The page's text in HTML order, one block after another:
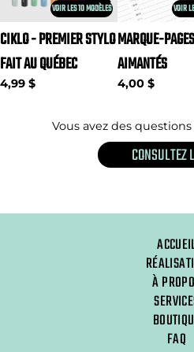
VOIR LES 10 MODÈLES
CIKLO - PREMIER STYLO
FAIT AU QUÉBEC
4,99 $
VOIR
MARQUE-PAGES
AIMANTÉS
4,00 $
Vous avez des
CONSULTEZ
À
FAQ